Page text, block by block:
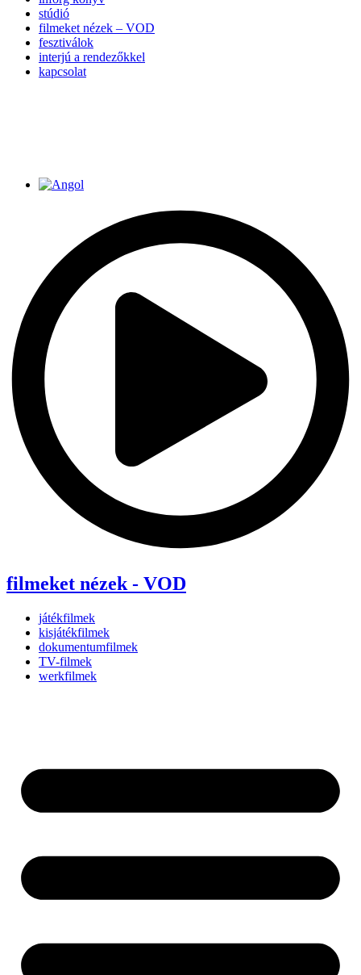
stúdió
filmeket nézek – VOD
fesztiválok
interjú a rendezőkkel
kapcsolat
filmeket nézek - VOD
játékfilmek
kisjátékfilmek
dokumentumfilmek
TV-filmek
werkfilmek